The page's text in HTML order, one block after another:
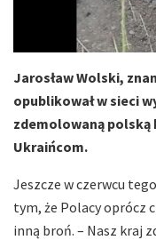
Jarosław Wolski,
opublikował w sieci
zdemolowaną
Ukraińcom.
Jeszcze w czerwcu
tym, że Polacy oprócz
inną broń. – Nasz kraj